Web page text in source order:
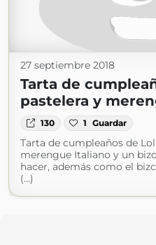
27 septiembre 2018
Tarta de
pastelera y
130 1 Guardar
Tarta de cumpleaños de
merengue Italiano y un
hacer, además como el
(...)